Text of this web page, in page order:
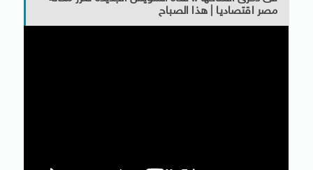
مصر اقتصاديا | هذا الصباح